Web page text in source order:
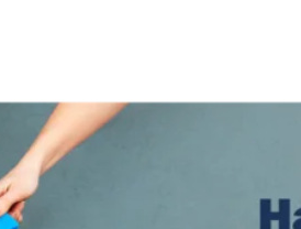
Erfolgshebel!"